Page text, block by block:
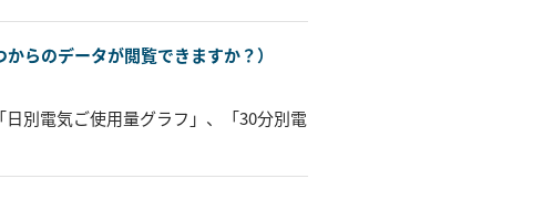
らのデータが閲覧できますか？）
別電気ご使用量グラフ」、「30分別電